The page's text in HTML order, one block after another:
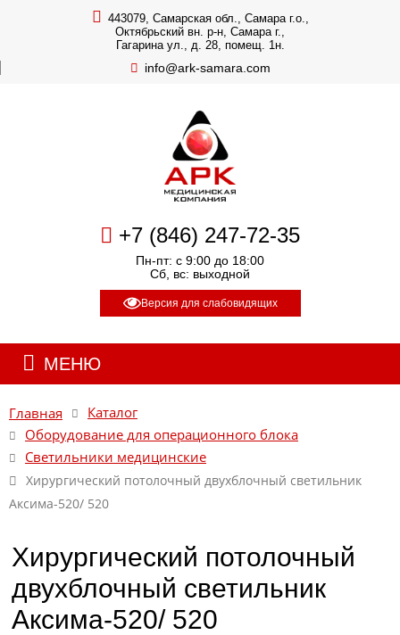
443079, Самарская обл., Самара г.о.,
Октябрьский вн. р-н, Самара г.,
Гагарина ул., д. 28, помещ. 1н.
info@ark-samara.com
+7 (846) 247-72-35
Пн-пт: с 9:00 до 18:00
Сб, вс: выходной
Версия для слабовидящих
МЕНЮ
Главная
Каталог
Оборудование для операционного блока
Светильники медицинские
Хирургический потолочный двухблочный светильник
Аксима-520/ 520
Хирургический потолочный
двухблочный светильник
Аксима-520/ 520